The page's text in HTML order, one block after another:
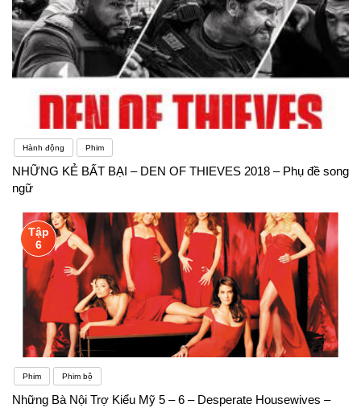
Hành động Phim
NHỮNG KẺ BẤT BẠI – DEN OF THIEVES 2018 – Phụ đề song
ngữ
Tập
6
Phim Phim bộ
Những Bà Nội Trợ Kiểu Mỹ 5 – 6 – Desperate Housewives –